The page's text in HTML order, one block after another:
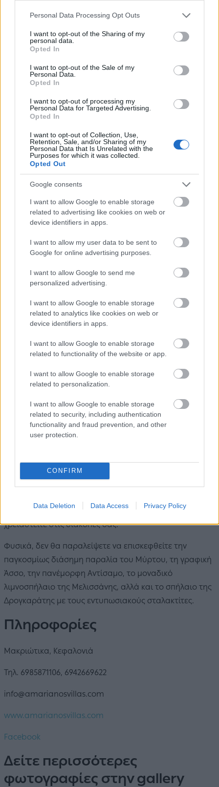
Please note that this website/app uses one or more Google
not limited to your visit or usage behaviour. You may click to
grant or deny consent to Google and its third-party tags to
use your data for below specified purposes in below Google
consent section.
Personal Data Processing Opt Outs
I want to opt-out of the Sharing of my
personal data.
Opted In
I want to opt-out of the Sale of my
Personal Data.
Opted In
I want to opt-out of processing my
Personal Data for Targeted Advertising.
Opted In
I want to opt-out of Collection, Use,
Retention, Sale, and/or Sharing of my
Personal Data that Is Unrelated with the
Purposes for which it was collected.
Opted Out
Google consents
I want to allow Google to enable storage
related to advertising like cookies on web or
device identifiers in apps.
I want to allow my user data to be sent to
Google for online advertising purposes.
I want to allow Google to send me
personalized advertising.
I want to allow Google to enable storage
related to analytics like cookies on web or
device identifiers in apps.
I want to allow Google to enable storage
related to functionality of the website or app.
I want to allow Google to enable storage
related to personalization.
I want to allow Google to enable storage
related to security, including authentication
functionality and fraud prevention, and other
user protection.
CONFIRM
Data Deletion Data Access Privacy Policy
Το Amarianos Villas θα σας φιλοξενήσει με τον καλύτερο
τρόπο σε ένα απόλυτα ασφαλές και ιδιωτικό
Οι βίλες διαθέτουν ηλεκτρικά παντζούρια και σίτες,
καθώς και γκαράζ με τηλεχειριστήριο που μπορεί να
φιλοξενήσει το αυτοκίνητο ή το σκάφος σας. Επιπλέον,
υπάρχει πλυντήριο που μπορείτε να χρησιμοποιήσετε
κατά τη διάρκεια της διαμονής σας και πολλές ακόμη
ανέσεις.
Ο συνδυασμός μοναδικής αισθητικής και παροχών είναι
τόσο δυνατός που θα σας κάνει να μην θέλετε να
Το Amarianos Villas βρίσκεται σε κοντινή απόσταση από
Το χωριό Μακριώτικα διαθέτει ένα μουσείο ελιάς, μία
πολυσύχναστο λιμάνι όπου θα βρείτε ό,τι μπορεί να
χρειαστείτε στις διακοπές σας.
Φυσικά, δεν θα παραλείψετε να επισκεφθείτε την
παγκοσμίως διάσημη παραλία του Μύρτου, τη γραφική
Άσσο, την πανέμορφη Αντίσαμο, το μοναδικό
λιμνοσπήλαιο της Μελισσάνης, αλλά και το σπήλαιο της
Δρογκαράτης με τους εντυπωσιακούς σταλακτίτες.
Πληροφορίες
Μακριώτικα, Κεφαλονιά
Τηλ. 6985871106, 6942669622
info@amarianosvillas.com
www.amarianosvillas.com
Facebook
Δείτε περισσότερες
φωτογραφίες στην gallery